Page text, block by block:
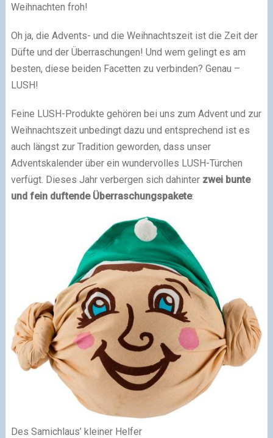
Weihnachten froh!
Oh ja, die Advents- und die Weihnachtszeit ist die Zeit der
Düfte und der Überraschungen! Und wem gelingt es am
besten, diese beiden Facetten zu verbinden? Genau –
LUSH!
Feine LUSH-Produkte gehören bei uns zum Advent und zur
Weihnachtszeit unbedingt dazu und entsprechend ist es
auch längst zur Tradition geworden, dass unser
Adventskalender über ein wundervolles LUSH-Türchen
verfügt. Dieses Jahr verbergen sich dahinterzwei bunte
und fein duftende Überraschungspakete:
Des Samichlaus’ kleiner Helfer